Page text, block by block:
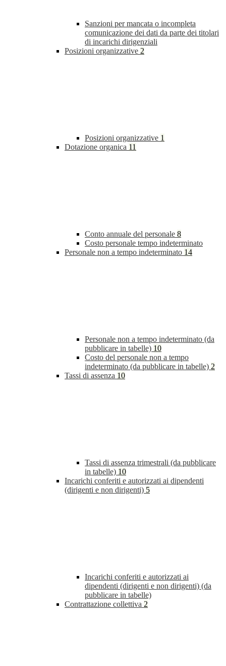
Sanzioni per mancata o incompleta
comunicazione dei dati da parte dei titolari
di incarichi dirigenziali
Posizioni organizzative 2
Posizioni organizzative 1
Dotazione organica 11
Conto annuale del personale 8
Costo personale tempo indeterminato
Personale non a tempo indeterminato 14
Personale non a tempo indeterminato (da
pubblicare in tabelle) 10
Costo del personale non a tempo
indeterminato (da pubblicare in tabelle) 2
Tassi di assenza 10
Tassi di assenza trimestrali (da pubblicare
in tabelle) 10
Incarichi conferiti e autorizzati ai dipendenti
(dirigenti e non dirigenti) 5
Incarichi conferiti e autorizzati ai
dipendenti (dirigenti e non dirigenti) (da
pubblicare in tabelle)
Contrattazione collettiva 2